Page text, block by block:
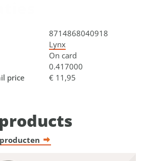
8714868040918
Lynx
On card
0.417000
price
€ 11,95